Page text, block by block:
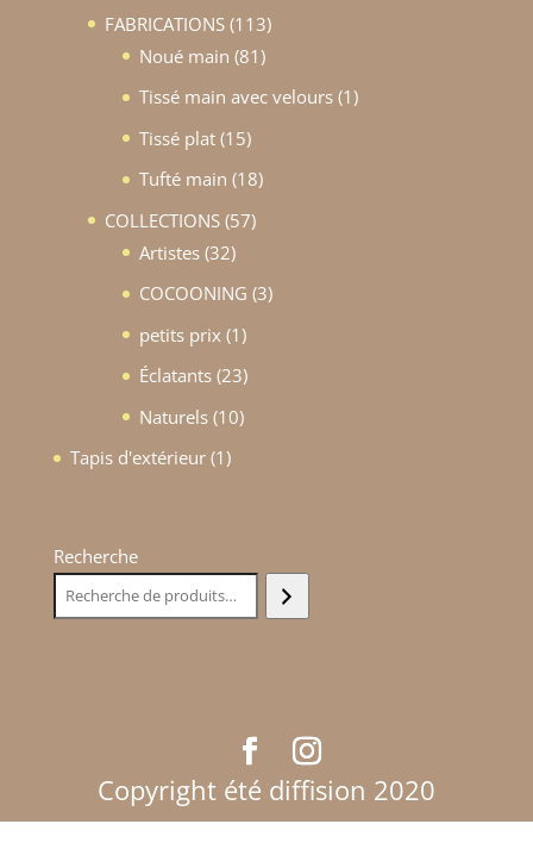
produits
FABRICATIONS 113113
produits
Noué main 8181
produits
Tissé main avec velours 11
Tissé plat 1515
produits
Tufté main 1818
COLLECTIONS 5757
Artistes 3232
produits
COCOONING 33
petits prix 11
produit
Éclatants 2323
produits
Naturels 1010
Tapis d'extérieur 11
Recherche
Copyright été diffision 2020